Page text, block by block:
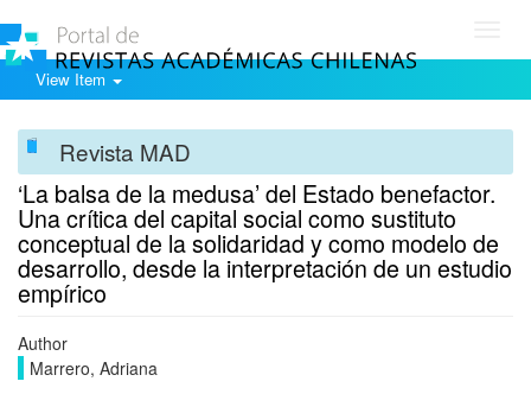
View Item
Revista MAD
‘La balsa de la medusa’ del Estado benefactor.
Una crítica del capital social como sustituto
conceptual de la solidaridad y como modelo de
desarrollo, desde la interpretación de un estudio
empírico
Author
Marrero, Adriana